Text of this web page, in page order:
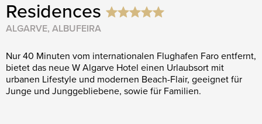
Residences
ALGARVE, ALBUFEIRA
Nur 40 Minuten vom internationalen Flughafen Faro entfernt,
bietet das neue W Algarve Hotel einen Urlaubsort mit
urbanen Lifestyle und modernen Beach-Flair, geeignet für
Junge und Junggebliebene, sowie für Familien.